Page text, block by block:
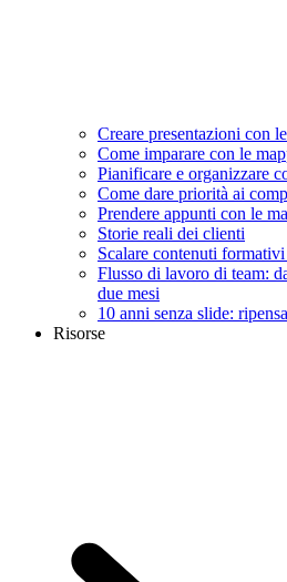
Creare presentazioni con
Come imparare con le
Pianificare e organizzare
Come dare priorità ai
Prendere appunti con le
Storie reali dei clienti
Scalare contenuti
Flusso di lavoro di team:
due mesi
10 anni senza slide:
Risorse